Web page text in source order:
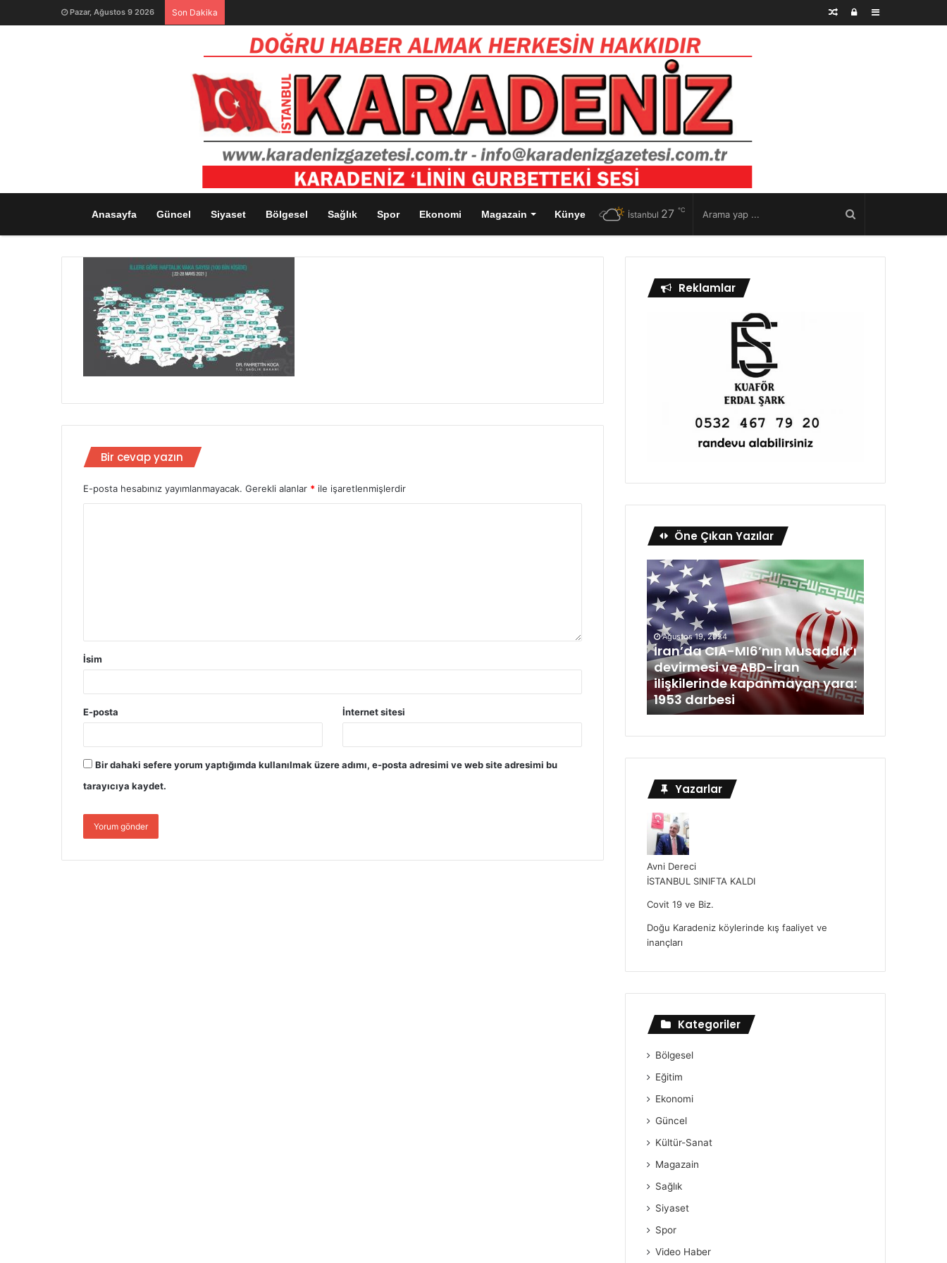
Pazar, Ağustos 9 2026 Son Dakika Kenar
Kayıt
Rastgele
Anasayfa Güncel Siyaset Bölgesel Sağlık Spor Ekonomi Magazain Künye İstanbul 27 ℃
Bir cevap yazın
E-posta hesabınız yayımlanmayacak. Gerekli alanlar * ile işaretlenmişlerdir
İsim
E-posta İnternet sitesi
Bir dahaki sefere yorum yaptığımda kullanılmak üzere adımı, e-posta adresimi ve web site adresimi bu
tarayıcıya kaydet.
Reklamlar
Öne Çıkan Yazılar
Ağustos 19, 2024
İran’da CIA-MI6’nın Musaddık’ı
devirmesi ve ABD-İran
ilişkilerinde kapanmayan yara:
1953 darbesi
Yazarlar
Avni Dereci
İSTANBUL SINIFTA KALDI
Covit 19 ve Biz.
Doğu Karadeniz köylerinde kış faaliyet ve
inançları
Kategoriler
Bölgesel
Eğitim
Ekonomi
Güncel
Kültür-Sanat
Magazain
Sağlık
Siyaset
Spor
Video Haber